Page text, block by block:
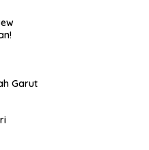
Garut